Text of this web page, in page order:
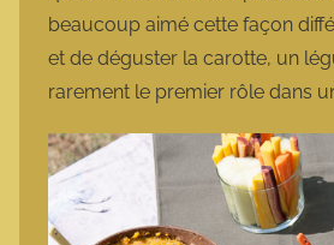
beaucoup aimé cette façon
et de déguster la carotte, un
rarement le premier rôle dans